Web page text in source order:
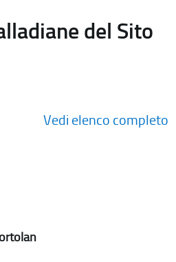
del Sito
Vedi elenco completo